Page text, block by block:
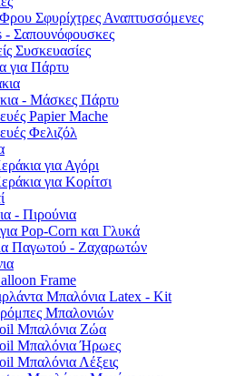
Σφυρίχτρες Αναπτυσσόμενες
- Σαπουνόφουσκες
Συσκευασίες
για Πάρτυ
- Μάσκες Πάρτυ
Papier Mache
Φελιζόλ
για Αγόρι
για Κορίτσι
- Πιρούνια
Pop-Corn και Γλυκά
Παγωτού - Ζαχαρωτών
Frame
Μπαλόνια Latex - Kit
Μπαλονιών
Μπαλόνια Ζώα
Μπαλόνια Ήρωες
Μπαλόνια Λέξεις